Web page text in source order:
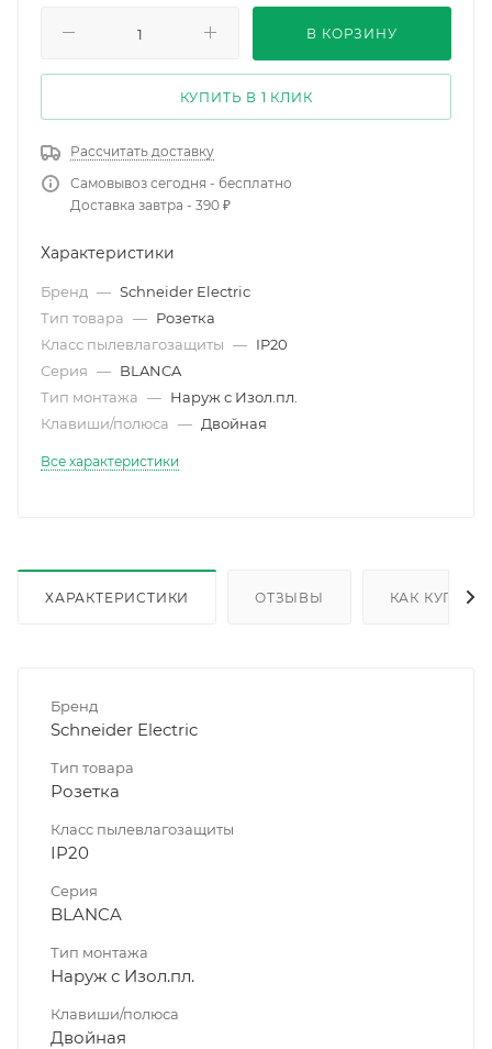
В КОРЗИНУ
КУПИТЬ В 1 КЛИК
Рассчитать доставку
Самовывоз сегодня - бесплатно
Доставка завтра - 390 ₽
Характеристики
Бренд — Schneider Electric
Тип товара — Розетка
Класс пылевлагозащиты — IP20
Серия — BLANCA
Тип монтажа — Наруж с Изол.пл.
Клавиши/полюса — Двойная
Все характеристики
ХАРАКТЕРИСТИКИ ОТЗЫВЫ КАК КУПИТЬ
Бренд
Schneider Electric
Тип товара
Розетка
Класс пылевлагозащиты
IP20
Серия
BLANCA
Тип монтажа
Наруж с Изол.пл.
Клавиши/полюса
Двойная